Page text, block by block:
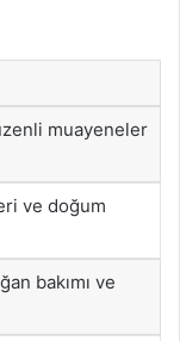
muayeneler
ve doğum
bakımı ve